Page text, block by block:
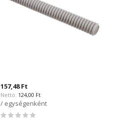
157,48 Ft
124,00 Ft
/ egységenként
Rating: